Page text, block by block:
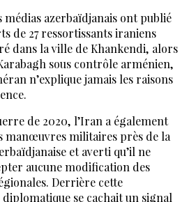
médias azerbaïdjanais ont publié
de 27 ressortissants iraniens
dans la ville de Khankendi, alors
sous contrôle arménien,
n’explique jamais les raisons
de 2020, l’Iran a également
manœuvres militaires près de la
et averti qu’il ne
aucune modification des
Derrière cette
se cachait un signal